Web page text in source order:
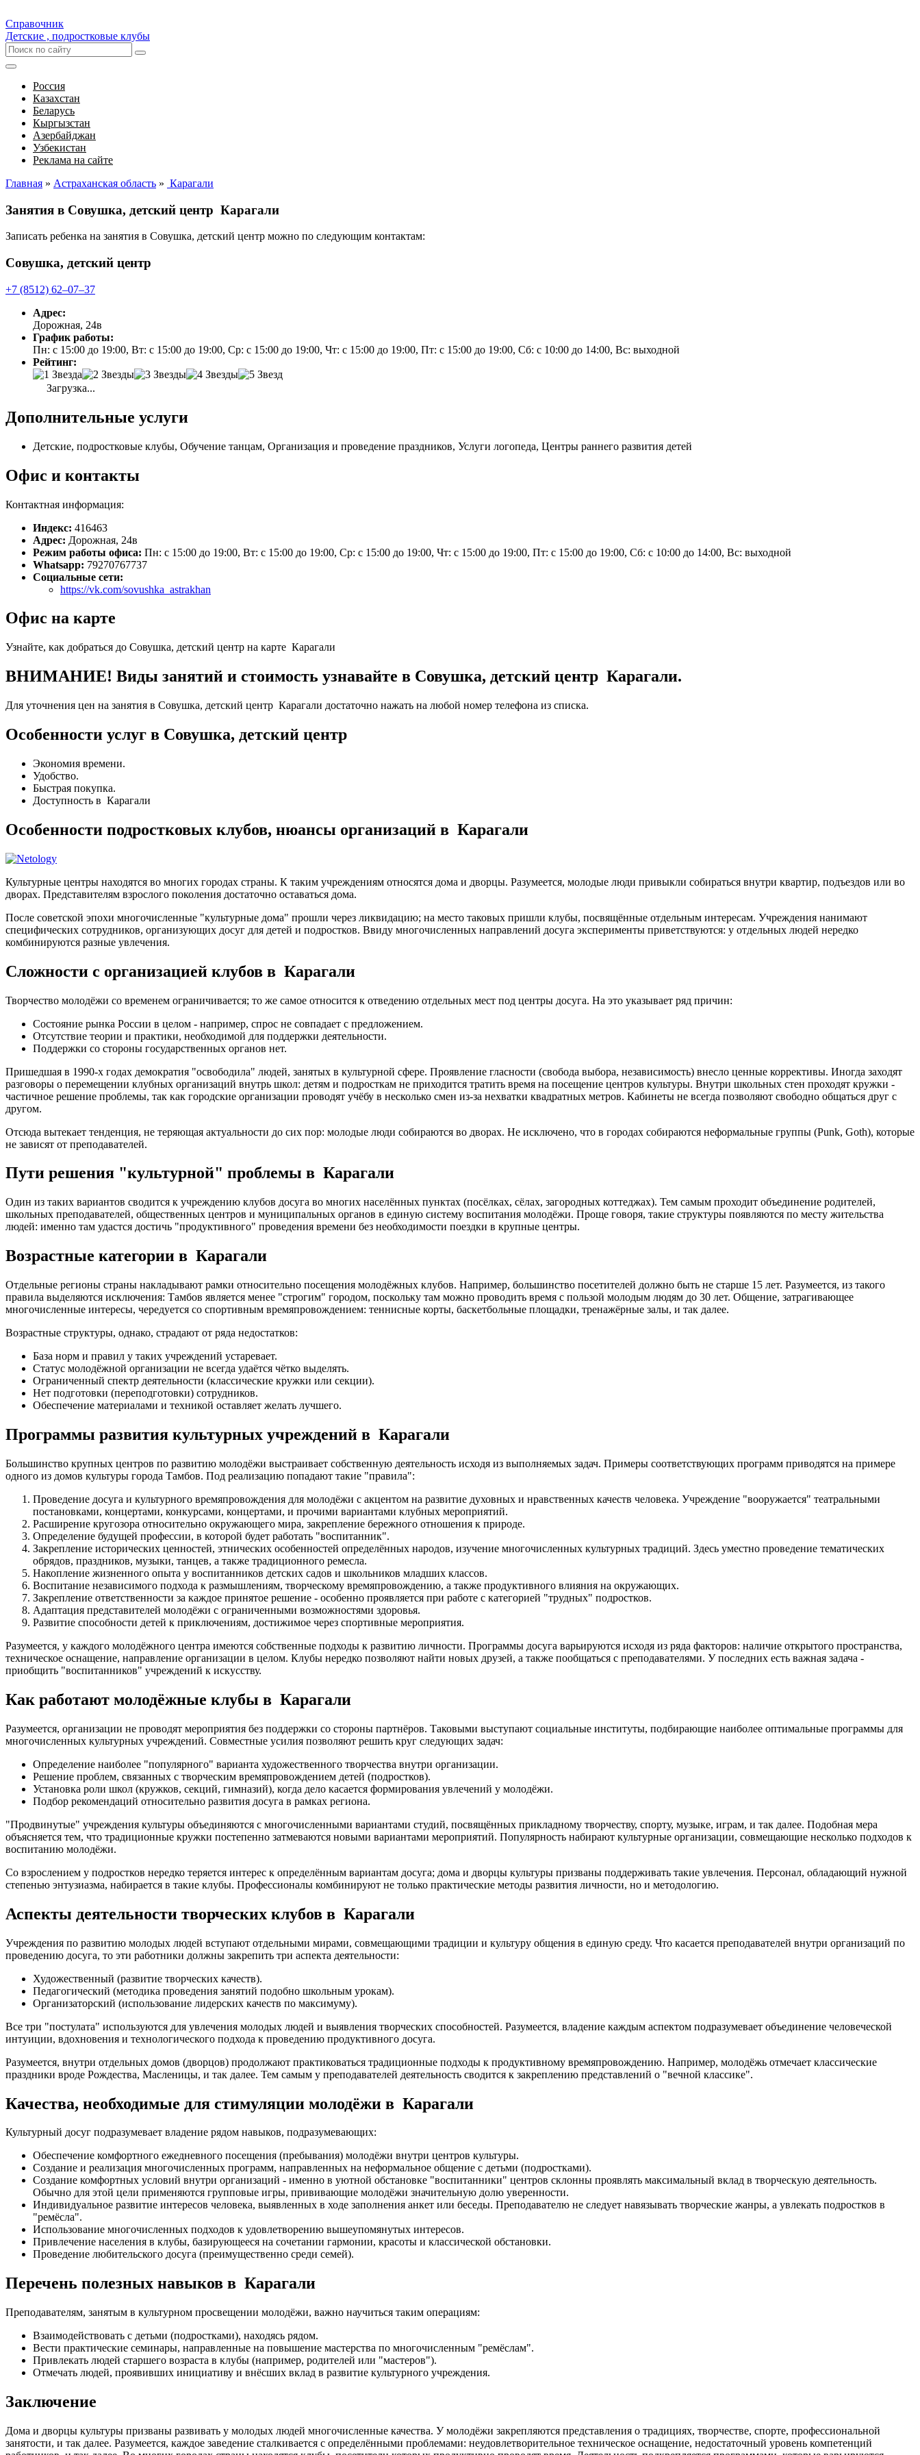
Справочник
Детские , подростковые клубы
Россия
Казахстан
Беларусь
Кыргызстан
Азербайджан
Узбекистан
Реклама на сайте
Главная » Астраханская область » Карагали
Занятия в Совушка, детский центр Карагали
Записать ребенка на занятия в Совушка, детский центр можно по следующим контактам:
Совушка, детский центр
+7 (8512) 62‒07‒37
Адрес:
Дорожная, 24в
График работы:
Пн: с 15:00 до 19:00, Вт: с 15:00 до 19:00, Ср: с 15:00 до 19:00, Чт: с 15:00 до 19:00, Пт: с 15:00 до 19:00, Сб: с 10:00 до 14:00, Вс: выходной
Рейтинг:
Загрузка...
Дополнительные услуги
Детские, подростковые клубы, Обучение танцам, Организация и проведение праздников, Услуги логопеда, Центры раннего развития детей
Офис и контакты
Контактная информация:
Индекс: 416463
Адрес: Дорожная, 24в
Режим работы офиса: Пн: с 15:00 до 19:00, Вт: с 15:00 до 19:00, Ср: с 15:00 до 19:00, Чт: с 15:00 до 19:00, Пт: с 15:00 до 19:00, Сб: с 10:00 до 14:00, Вс: выходной
Whatsapp: 79270767737
Социальные сети:
https://vk.com/sovushka_astrakhan
Офис на карте
Узнайте, как добраться до Совушка, детский центр на карте Карагали
ВНИМАНИЕ! Виды занятий и стоимость узнавайте в Совушка, детский центр Карагали.
Для уточнения цен на занятия в Совушка, детский центр Карагали достаточно нажать на любой номер телефона из списка.
Особенности услуг в Совушка, детский центр
Экономия времени.
Удобство.
Быстрая покупка.
Доступность в Карагали
Особенности подростковых клубов, нюансы организаций в Карагали
Культурные центры находятся во многих городах страны. К таким учреждениям относятся дома и дворцы. Разумеется, молодые люди привыкли собираться внутри квартир, подъездов или во
дворах. Представителям взрослого поколения достаточно оставаться дома.
После советской эпохи многочисленные "культурные дома" прошли через ликвидацию; на место таковых пришли клубы, посвящённые отдельным интересам. Учреждения нанимают
специфических сотрудников, организующих досуг для детей и подростков. Ввиду многочисленных направлений досуга эксперименты приветствуются: у отдельных людей нередко
комбинируются разные увлечения.
Сложности с организацией клубов в Карагали
Творчество молодёжи со временем ограничивается; то же самое относится к отведению отдельных мест под центры досуга. На это указывает ряд причин:
Состояние рынка России в целом - например, спрос не совпадает с предложением.
Отсутствие теории и практики, необходимой для поддержки деятельности.
Поддержки со стороны государственных органов нет.
Пришедшая в 1990-х годах демократия "освободила" людей, занятых в культурной сфере. Проявление гласности (свобода выбора, независимость) внесло ценные коррективы. Иногда заходят
разговоры о перемещении клубных организаций внутрь школ: детям и подросткам не приходится тратить время на посещение центров культуры. Внутри школьных стен проходят кружки -
частичное решение проблемы, так как городские организации проводят учёбу в несколько смен из-за нехватки квадратных метров. Кабинеты не всегда позволяют свободно общаться друг с
другом.
Отсюда вытекает тенденция, не теряющая актуальности до сих пор: молодые люди собираются во дворах. Не исключено, что в городах собираются неформальные группы (Punk, Goth), которые
не зависят от преподавателей.
Пути решения "культурной" проблемы в Карагали
Один из таких вариантов сводится к учреждению клубов досуга во многих населённых пунктах (посёлках, сёлах, загородных коттеджах). Тем самым проходит объединение родителей,
школьных преподавателей, общественных центров и муниципальных органов в единую систему воспитания молодёжи. Проще говоря, такие структуры появляются по месту жительства
людей: именно там удастся достичь "продуктивного" проведения времени без необходимости поездки в крупные центры.
Возрастные категории в Карагали
Отдельные регионы страны накладывают рамки относительно посещения молодёжных клубов. Например, большинство посетителей должно быть не старше 15 лет. Разумеется, из такого
правила выделяются исключения: Тамбов является менее "строгим" городом, поскольку там можно проводить время с пользой молодым людям до 30 лет. Общение, затрагивающее
многочисленные интересы, чередуется со спортивным времяпровождением: теннисные корты, баскетбольные площадки, тренажёрные залы, и так далее.
Возрастные структуры, однако, страдают от ряда недостатков:
База норм и правил у таких учреждений устаревает.
Статус молодёжной организации не всегда удаётся чётко выделять.
Ограниченный спектр деятельности (классические кружки или секции).
Нет подготовки (переподготовки) сотрудников.
Обеспечение материалами и техникой оставляет желать лучшего.
Программы развития культурных учреждений в Карагали
Большинство крупных центров по развитию молодёжи выстраивает собственную деятельность исходя из выполняемых задач. Примеры соответствующих программ приводятся на примере
одного из домов культуры города Тамбов. Под реализацию попадают такие "правила":
Проведение досуга и культурного времяпровождения для молодёжи с акцентом на развитие духовных и нравственных качеств человека. Учреждение "вооружается" театральными
постановками, концертами, конкурсами, концертами, и прочими вариантами клубных мероприятий.
Расширение кругозора относительно окружающего мира, закрепление бережного отношения к природе.
Определение будущей профессии, в которой будет работать "воспитанник".
Закрепление исторических ценностей, этнических особенностей определённых народов, изучение многочисленных культурных традиций. Здесь уместно проведение тематических
обрядов, праздников, музыки, танцев, а также традиционного ремесла.
Накопление жизненного опыта у воспитанников детских садов и школьников младших классов.
Воспитание независимого подхода к размышлениям, творческому времяпровождению, а также продуктивного влияния на окружающих.
Закрепление ответственности за каждое принятое решение - особенно проявляется при работе с категорией "трудных" подростков.
Адаптация представителей молодёжи с ограниченными возможностями здоровья.
Развитие способности детей к приключениям, достижимое через спортивные мероприятия.
Разумеется, у каждого молодёжного центра имеются собственные подходы к развитию личности. Программы досуга варьируются исходя из ряда факторов: наличие открытого пространства,
техническое оснащение, направление организации в целом. Клубы нередко позволяют найти новых друзей, а также пообщаться с преподавателями. У последних есть важная задача -
приобщить "воспитанников" учреждений к искусству.
Как работают молодёжные клубы в Карагали
Разумеется, организации не проводят мероприятия без поддержки со стороны партнёров. Таковыми выступают социальные институты, подбирающие наиболее оптимальные программы для
многочисленных культурных учреждений. Совместные усилия позволяют решить круг следующих задач:
Определение наиболее "популярного" варианта художественного творчества внутри организации.
Решение проблем, связанных с творческим времяпровождением детей (подростков).
Установка роли школ (кружков, секций, гимназий), когда дело касается формирования увлечений у молодёжи.
Подбор рекомендаций относительно развития досуга в рамках региона.
"Продвинутые" учреждения культуры объединяются с многочисленными вариантами студий, посвящённых прикладному творчеству, спорту, музыке, играм, и так далее. Подобная мера
объясняется тем, что традиционные кружки постепенно затмеваются новыми вариантами мероприятий. Популярность набирают культурные организации, совмещающие несколько подходов к
воспитанию молодёжи.
Со взрослением у подростков нередко теряется интерес к определённым вариантам досуга; дома и дворцы культуры призваны поддерживать такие увлечения. Персонал, обладающий нужной
степенью энтузиазма, набирается в такие клубы. Профессионалы комбинируют не только практические методы развития личности, но и методологию.
Аспекты деятельности творческих клубов в Карагали
Учреждения по развитию молодых людей вступают отдельными мирами, совмещающими традиции и культуру общения в единую среду. Что касается преподавателей внутри организаций по
проведению досуга, то эти работники должны закрепить три аспекта деятельности:
Художественный (развитие творческих качеств).
Педагогический (методика проведения занятий подобно школьным урокам).
Организаторский (использование лидерских качеств по максимуму).
Все три "постулата" используются для увлечения молодых людей и выявления творческих способностей. Разумеется, владение каждым аспектом подразумевает объединение человеческой
интуиции, вдохновения и технологического подхода к проведению продуктивного досуга.
Разумеется, внутри отдельных домов (дворцов) продолжают практиковаться традиционные подходы к продуктивному времяпровождению. Например, молодёжь отмечает классические
праздники вроде Рождества, Масленицы, и так далее. Тем самым у преподавателей деятельность сводится к закреплению представлений о "вечной классике".
Качества, необходимые для стимуляции молодёжи в Карагали
Культурный досуг подразумевает владение рядом навыков, подразумевающих:
Обеспечение комфортного ежедневного посещения (пребывания) молодёжи внутри центров культуры.
Создание и реализация многочисленных программ, направленных на неформальное общение с детьми (подростками).
Создание комфортных условий внутри организаций - именно в уютной обстановке "воспитанники" центров склонны проявлять максимальный вклад в творческую деятельность.
Обычно для этой цели применяются групповые игры, прививающие молодёжи значительную долю уверенности.
Индивидуальное развитие интересов человека, выявленных в ходе заполнения анкет или беседы. Преподавателю не следует навязывать творческие жанры, а увлекать подростков в
"ремёсла".
Использование многочисленных подходов к удовлетворению вышеупомянутых интересов.
Привлечение населения в клубы, базирующееся на сочетании гармонии, красоты и классической обстановки.
Проведение любительского досуга (преимущественно среди семей).
Перечень полезных навыков в Карагали
Преподавателям, занятым в культурном просвещении молодёжи, важно научиться таким операциям:
Взаимодействовать с детьми (подростками), находясь рядом.
Вести практические семинары, направленные на повышение мастерства по многочисленным "ремёслам".
Привлекать людей старшего возраста в клубы (например, родителей или "мастеров").
Отмечать людей, проявивших инициативу и внёсших вклад в развитие культурного учреждения.
Заключение
Дома и дворцы культуры призваны развивать у молодых людей многочисленные качества. У молодёжи закрепляются представления о традициях, творчестве, спорте, профессиональной
занятости, и так далее. Разумеется, каждое заведение сталкивается с определёнными проблемами: неудовлетворительное техническое оснащение, недостаточный уровень компетенций